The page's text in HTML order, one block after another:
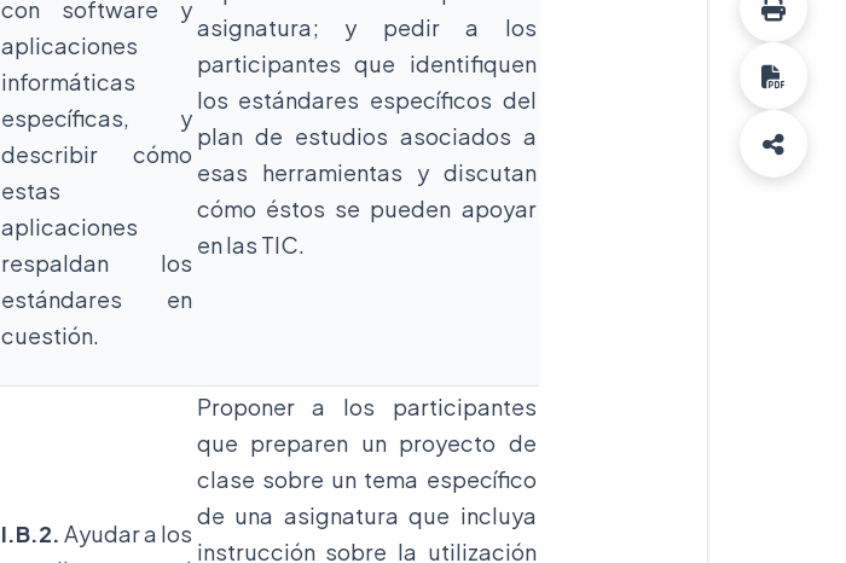
con software y
aplicaciones
informáticas
específicas, y
describir cómo
estas
aplicaciones
respaldan los
estándares en
cuestión.
asignatura; y pedir a los
participantes que identifiquen
los estándares específicos del
plan de estudios asociados a
esas herramientas y discutan
cómo éstos se pueden apoyar
en las TIC.
I.B.2. Ayudar a los
Proponer a los participantes
que preparen un proyecto de
clase sobre un tema específico
de una asignatura que incluya
instrucción sobre la utilización